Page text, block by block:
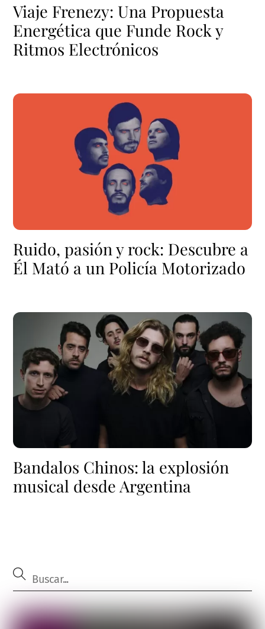
Viaje Frenezy: Una Propuesta
Energética que Funde Rock y
Ritmos Electrónicos
Ruido, pasión y rock: Descubre a
Él Mató a un Policía Motorizado
Bandalos Chinos: la explosión
musical desde Argentina